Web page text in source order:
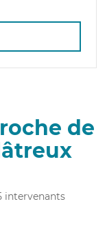
de
intervenants